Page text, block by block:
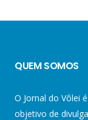
QUEM SOMOS
O Jornal do Vôlei
objetivo de